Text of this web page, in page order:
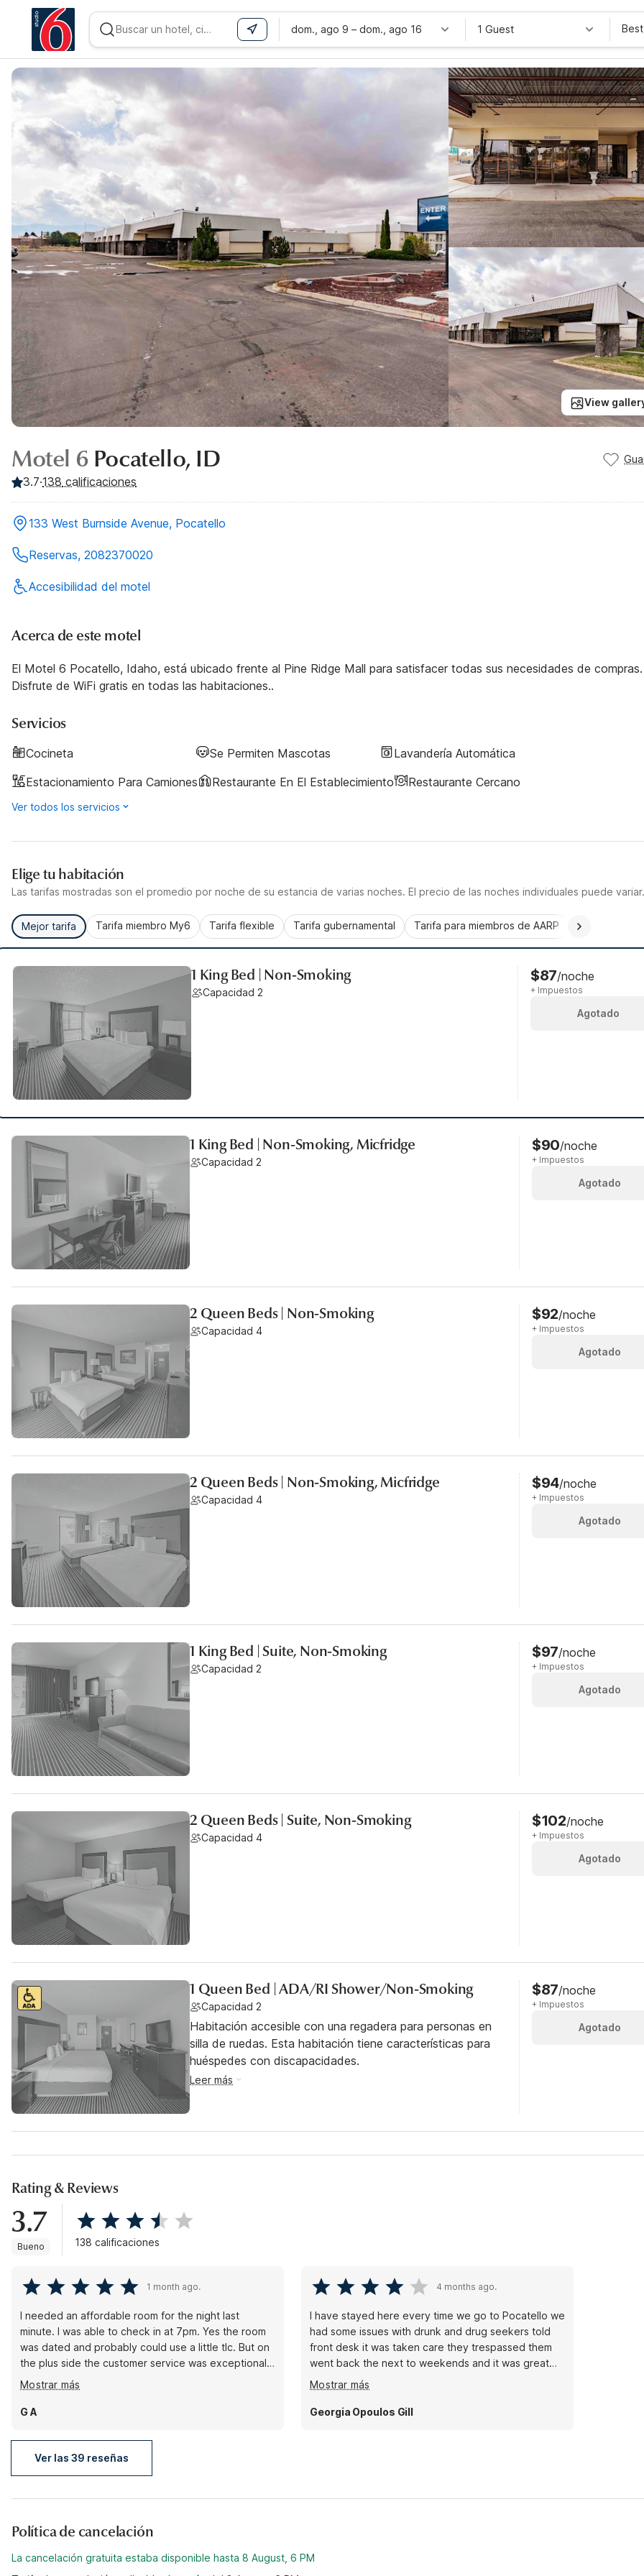
WIZARD MEMBER
dom., ago 9 – dom., ago 16 1 Guest
View
Motel 6 Pocatello, ID
3.7·138 calificaciones
133 West Burnside Avenue, Pocatello
Reservas, 2082370020
Accesibilidad del motel
Acerca de este motel
El Motel 6 Pocatello, Idaho, está ubicado frente al Pine Ridge Mall para satisfacer todas sus necesidades de compras.
Disfrute de WiFi gratis en todas las habitaciones..
Servicios
Cocineta Se Permiten Mascotas
Lavandería Automática
Estacionamiento Para Camiones
Restaurante En El Establecimiento Restaurante Cercano
Ver todos los servicios
Elige tu habitación
Las tarifas mostradas son el promedio por noche de su estancia de varias noches. El precio de las noches individuales puede variar.
Mejor tarifa Tarifa miembro My6 Tarifa flexible Tarifa gubernamental Tarifa para miembros de AARP
1 King Bed | Non-Smoking
Capacidad 2
$87/noche
+ Impuestos
Agotado
1 King Bed | Non-Smoking, Micfridge
Capacidad 2
$90/noche
+ Impuestos
Agotado
2 Queen Beds | Non-Smoking
Capacidad 4
$92/noche
+ Impuestos
Agotado
2 Queen Beds | Non-Smoking, Micfridge
Capacidad 4
$94/noche
+ Impuestos
Agotado
1 King Bed | Suite, Non-Smoking
Capacidad 2
$97/noche
+ Impuestos
Agotado
2 Queen Beds | Suite, Non-Smoking
Capacidad 4
$102/noche
+ Impuestos
Agotado
1 Queen Bed | ADA/RI Shower/Non-Smoking
Capacidad 2
Habitación accesible con una regadera para personas en
silla de ruedas. Esta habitación tiene características para
huéspedes con discapacidades.
Leer más
$87/noche
+ Impuestos
Agotado
Rating & Reviews
3.7
Bueno 138 calificaciones
1 month ago.
I needed an affordable room for the night last
minute. I was able to check in at 7pm. Yes the room
was dated and probably could use a little tlc. But on
the plus side the customer service was exceptional,
the ac worked great, there was cable tv, and it was
a safe place to stay for the night as I was traveling
alone. Also no creepy critters crawling around. So if
is the spot. I would stay here again if I needed to.
Mostrar más
G A
4 months ago.
I have stayed here every time we go to Pocatello we
had some issues with drunk and drug seekers told
front desk it was taken care they trespassed them
went back the next to weekends and it was great
frond desk guy in afternoons is awesome takes very
good care of us when we go and it’s a lot always
stay in suite very nice room
Mostrar más
Georgia Opoulos Gill
Ver las 39 reseñas
Política de cancelación
La cancelación gratuita estaba disponible hasta 8 August, 6 PM